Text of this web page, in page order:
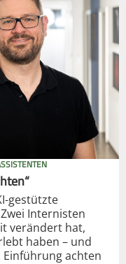
gestützte
Internisten
verändert hat,
haben – und
achten